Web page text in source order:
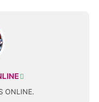
ONLINE.